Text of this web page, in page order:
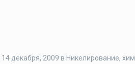
14 декабря, 2009 в Никелирование,